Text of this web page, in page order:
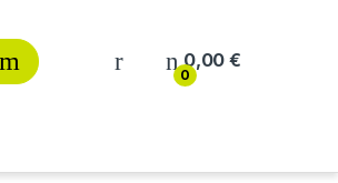
0
0,00€